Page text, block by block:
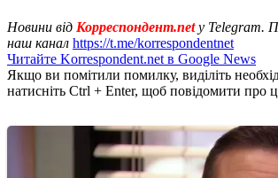
Новини від Корреспондент.net у Telegram.
наш канал https://t.me/korrespondentnet
Читайте Korrespondent.net в Google News
Якщо ви помітили помилку, виділіть
натисніть Ctrl + Enter, щоб повідомити про